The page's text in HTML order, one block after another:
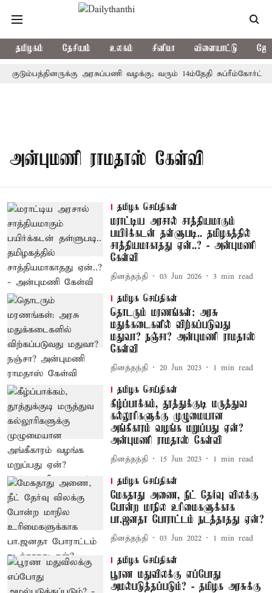
தமிழகம் தேசியம் உலகம் சினிமா விளையாட்டு
அரசுப்பணி வழக்கு; வரும் 14ம்தேதி
அன்புமணி ராமதாஸ் கேள்வி
தமிழக செய்திகள்
மராட்டிய அரசால் சாத்தியமாகும்
பயிர்க்கடன் தள்ளுபடி.. தமிழகத்தில்
சாத்தியமாகாதது ஏன்..? - அன்புமணி
கேள்வி
தினத்தந்தி 03 Jun 2026 3 min read
தமிழக செய்திகள்
தொடரும் மரணங்கள்: அரசு
மதுக்கடைகளில் விற்கப்படுவது
மதுவா? நஞ்சா? அன்புமணி ராமதாஸ்
கேள்வி
தினத்தந்தி 20 Jun 2023 1 min read
தமிழக செய்திகள்
கீழ்ப்பாக்கம், தூத்துக்குடி மருத்துவ
கல்லூரிகளுக்கு முழுமையான
அங்கீகாரம் வழங்க மறுப்பது ஏன்?
அன்புமணி ராமதாஸ் கேள்வி
தினத்தந்தி 15 Jun 2023 1 min read
தமிழக செய்திகள்
மேகதாது அணை, நீட் தேர்வு விலக்கு
போன்ற மாநில உரிமைகளுக்காக
பா.ஜனதா போராட்டம் நடத்தாதது ஏன்?
தினத்தந்தி 03 Jun 2022 1 min read
தமிழக செய்திகள்
பூரண மதுவிலக்கு எப்போது
அமல்படுத்தப்படும்? - தமிழக அரசுக்கு